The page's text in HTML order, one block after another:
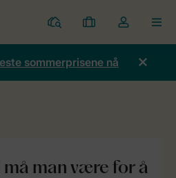
Parker
Mine
bestillinger
Toggle
the
my
sommerprisene nå